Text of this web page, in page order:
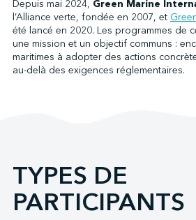
Depuis mai 2024, Green Marine
l’Alliance verte, fondée en 2007, et
été lancé en 2020. Les programmes de
une mission et un objectif communs :
maritimes à adopter des actions
au-delà des exigences réglementaires.
TYPES DE
PARTICIPANTS